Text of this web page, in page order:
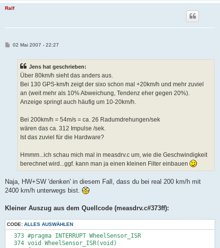
Ralf
B02 Mai 2007 - 22:27
Jens hat geschrieben:
Über 80km/h sieht das anders aus.
Bei 130 GPS-km/h zeigt der sixo schon mal +20km/h und mehr zuviel
an (weit mehr als 10% Abweichung, Tendenz eher gegen 20%).
Anzeige springt auch häufig um 10-20km/h.
Bei 200km/h = 54m/s = ca. 26 Radumdrehungen/sek
wären das ca. 312 Impulse /sek.
Ist das zuviel für die Hardware?
Hmmm...ich schau mich mal in measdrv.c um, wie die Geschwindigkeit
berechnet wird...ggf. kann man ja einen kleinen Filter einbauen
Naja, HW+SW 'denken' in diesem Fall, dass du bei real 200 km/h mit
2400 km/h unterwegs bist.
Kleiner Auszug aus dem Quellcode (measdrv.c#373ff):
CODE: ALLES AUSWÄHLEN
  373 #pragma INTERRUPT WheelSensor_ISR
  374 void WheelSensor_ISR(void)